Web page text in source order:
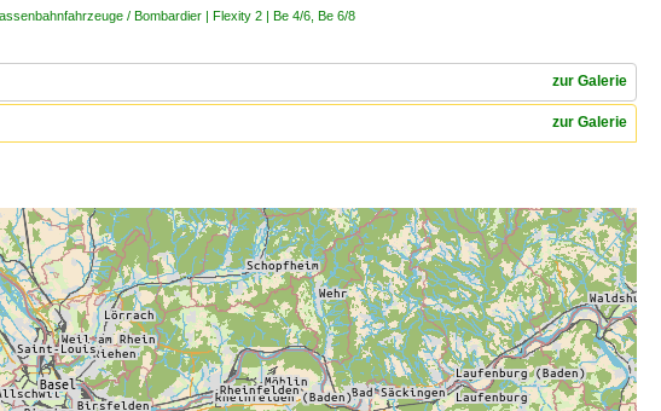
/ Bombardier | Flexity 2 | Be 4/6, Be 6/8
zur Galerie
zur Galerie